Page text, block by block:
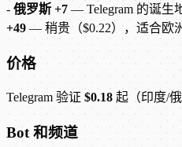
- 俄罗斯 +7 — Telegram 的诞生
+49 — 稍贵（$0.22），适合欧
价格
Telegram 验证 $0.18 起（印度/
Bot 和频道